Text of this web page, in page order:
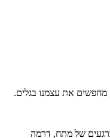
מחפשים את עצמנו בגלים.
של מתח, דרמה